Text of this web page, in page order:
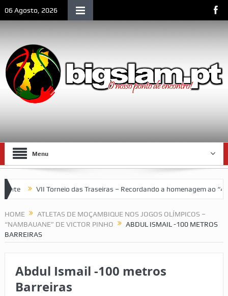
06 Agosto, 2026
Menu
VII Torneio das Traseiras – Recordando a homenagem ao “4
HOME
ATLETAS DE MOÇAMBIQUE NOS JOGOS OLÍMPICOS –
“NAMBAUANE” DE VICTOR PINHO
ABDUL ISMAIL -100 METROS
BARREIRAS
Abdul Ismail -100 metros
Barreiras